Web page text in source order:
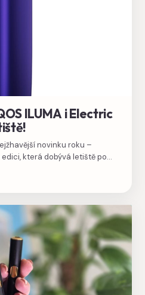
ILUMA i Electric
novinku roku –
která dobývá letiště po